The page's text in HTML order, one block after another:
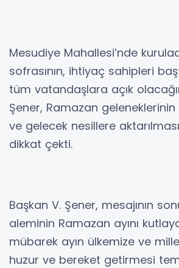
Mesudiye Mahallesi’nde
sofrasının, ihtiyaç sahipleri
tüm vatandaşlara açık
Şener, Ramazan geleneklerinin
ve gelecek nesillere
dikkat çekti.
Başkan V. Şener, mesajının
aleminin Ramazan ayını
mübarek ayın ülkemize ve
huzur ve bereket getirmesi